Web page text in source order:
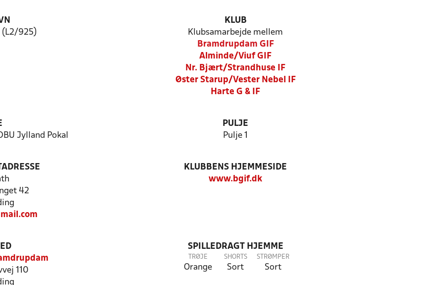
(L2/925)
KLUB
Klubsamarbejde mellem
Bramdrupdam GIF
Alminde/Viuf GIF
Nr. Bjært/Strandhuse IF
Øster Starup/Vester Nebel IF
Harte G & IF
Jylland Pokal
PULJE
Pulje 1
42
KLUBBENS HJEMMESIDE
www.bgif.dk
110
SPILLEDRAGT HJEMME
TRØJE
Orange
SHORTS
Sort
STRØMPER
Sort